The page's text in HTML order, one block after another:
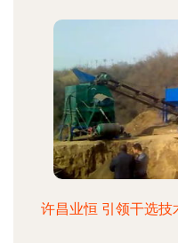
许昌业恒 引领干选